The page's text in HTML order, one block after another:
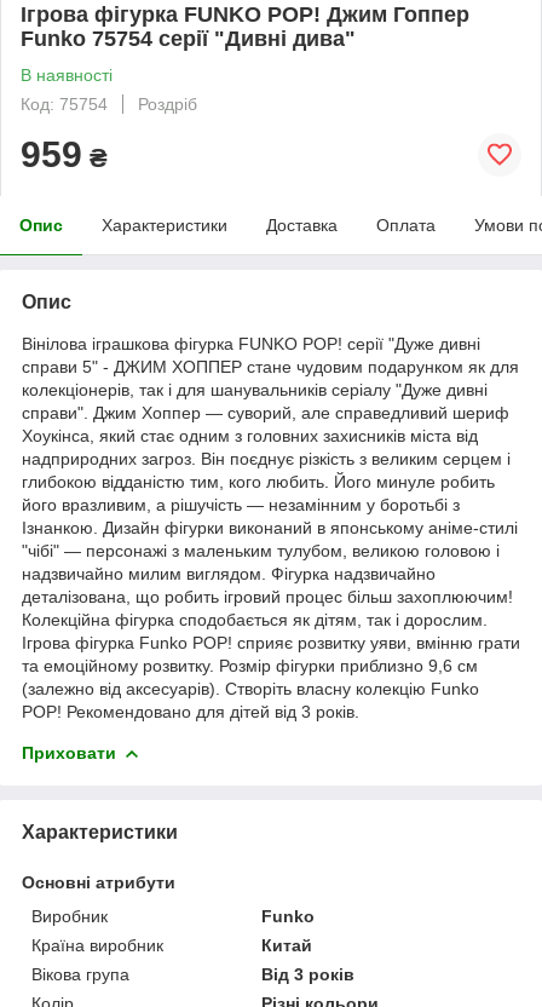
Ігрова фігурка FUNKO POP! Джим Гоппер
Funko 75754 серії "Дивні дива"
В наявності
Код: 75754
Роздріб
959 ₴
Опис Характеристики Доставка Оплата Умови
Опис
Вінілова іграшкова фігурка FUNKO POP! серії "Дуже дивні
справи 5" - ДЖИМ ХОППЕР стане чудовим подарунком як для
колекціонерів, так і для шанувальників серіалу "Дуже дивні
справи". Джим Хоппер — суворий, але справедливий шериф
Хоукінса, який стає одним з головних захисників міста від
надприродних загроз. Він поєднує різкість з великим серцем і
глибокою відданістю тим, кого любить. Його минуле робить
його вразливим, а рішучість — незамінним у боротьбі з
Ізнанкою. Дизайн фігурки виконаний в японському аніме-стилі
"чібі" — персонажі з маленьким тулубом, великою головою і
надзвичайно милим виглядом. Фігурка надзвичайно
деталізована, що робить ігровий процес більш захоплюючим!
Колекційна фігурка сподобається як дітям, так і дорослим.
Ігрова фігурка Funko POP! сприяє розвитку уяви, вмінню грати
та емоційному розвитку. Розмір фігурки приблизно 9,6 см
(залежно від аксесуарів). Створіть власну колекцію Funko
POP! Рекомендовано для дітей від 3 років.
Приховати
Характеристики
Основні атрибути
Виробник
Funko
Країна виробник
Китай
Вікова група
Від 3 років
Колір
Різні кольори